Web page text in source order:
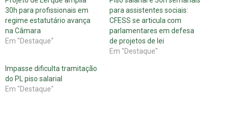
30h para profissionais em
regime estatutário avança
na Câmara
Em "Destaque"
para assistentes sociais:
CFESS se articula com
parlamentares em defesa
de projetos de lei
Em "Destaque"
Impasse dificulta tramitação
do PL piso salarial
Em "Destaque"